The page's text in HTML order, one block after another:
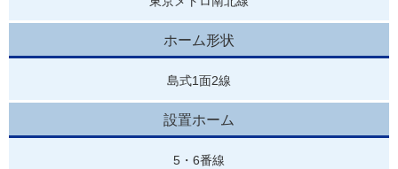
ホーム形状
島式1面2線
設置ホーム
5・6番線